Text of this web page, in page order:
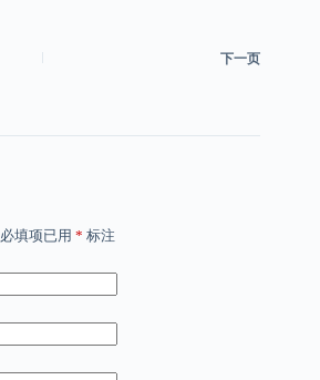
下一页
必填项已用 * 标注